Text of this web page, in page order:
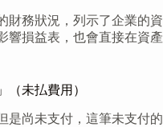
財務狀況，列示了企業的資
響損益表，也會直接在資產
（未払費用）
是尚未支付，這筆未支付的